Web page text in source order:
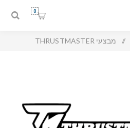
0
/ מבצעי THRUSTMASTER